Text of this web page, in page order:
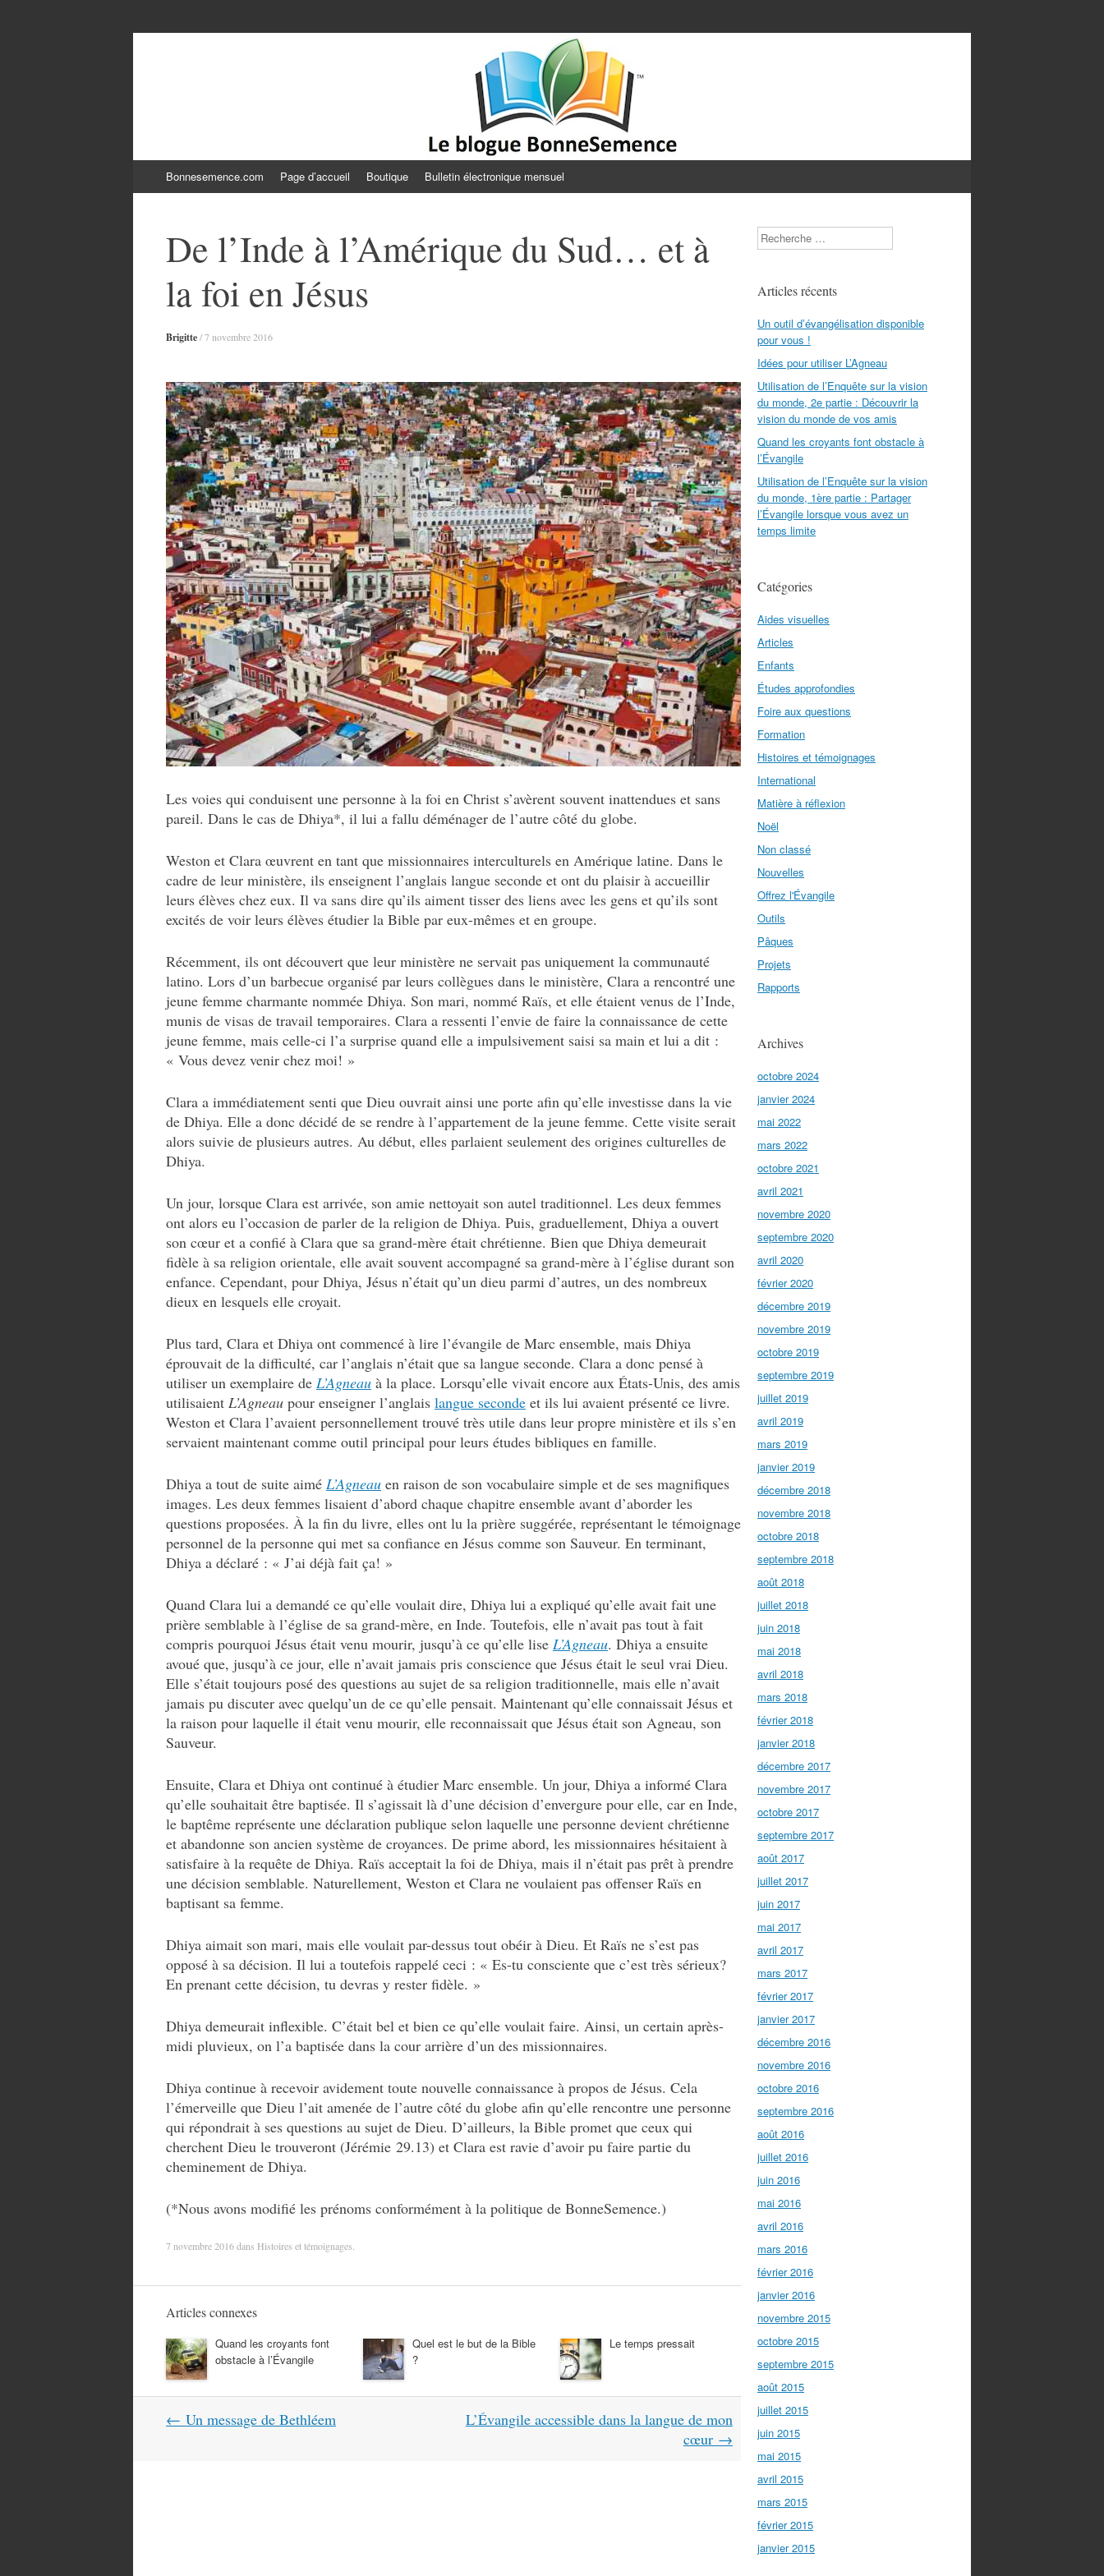
au
Bonnesemence.com Page d’accueil Boutique Bulletin électronique mensuel
De l’Inde à l’Amérique du Sud… et à
la foi en Jésus
Brigitte/7 novembre 2016
Les voies qui conduisent une personne à la foi en Christ s’avèrent souvent inattendues et sans
pareil. Dans le cas de Dhiya*, il lui a fallu déménager de l’autre côté du globe.
Weston et Clara œuvrent en tant que missionnaires interculturels en Amérique latine. Dans le
cadre de leur ministère, ils enseignent l’anglais langue seconde et ont du plaisir à accueillir
leurs élèves chez eux. Il va sans dire qu’ils aiment tisser des liens avec les gens et qu’ils sont
excités de voir leurs élèves étudier la Bible par eux-mêmes et en groupe.
Récemment, ils ont découvert que leur ministère ne servait pas uniquement la communauté
latino. Lors d’un barbecue organisé par leurs collègues dans le ministère, Clara a rencontré une
jeune femme charmante nommée Dhiya. Son mari, nommé Raïs, et elle étaient venus de l’Inde,
munis de visas de travail temporaires. Clara a ressenti l’envie de faire la connaissance de cette
jeune femme, mais celle-ci l’a surprise quand elle a impulsivement saisi sa main et lui a dit :
« Vous devez venir chez moi! »
Clara a immédiatement senti que Dieu ouvrait ainsi une porte afin qu’elle investisse dans la vie
de Dhiya. Elle a donc décidé de se rendre à l’appartement de la jeune femme. Cette visite serait
alors suivie de plusieurs autres. Au début, elles parlaient seulement des origines culturelles de
Dhiya.
Un jour, lorsque Clara est arrivée, son amie nettoyait son autel traditionnel. Les deux femmes
ont alors eu l’occasion de parler de la religion de Dhiya. Puis, graduellement, Dhiya a ouvert
son cœur et a confié à Clara que sa grand-mère était chrétienne. Bien que Dhiya demeurait
fidèle à sa religion orientale, elle avait souvent accompagné sa grand-mère à l’église durant son
enfance. Cependant, pour Dhiya, Jésus n’était qu’un dieu parmi d’autres, un des nombreux
dieux en lesquels elle croyait.
Plus tard, Clara et Dhiya ont commencé à lire l’évangile de Marc ensemble, mais Dhiya
éprouvait de la difficulté, car l’anglais n’était que sa langue seconde. Clara a donc pensé à
utiliser un exemplaire de L’Agneau à la place. Lorsqu’elle vivait encore aux États-Unis, des amis
utilisaient L’Agneau pour enseigner l’anglais langue seconde et ils lui avaient présenté ce livre.
Weston et Clara l’avaient personnellement trouvé très utile dans leur propre ministère et ils s’en
servaient maintenant comme outil principal pour leurs études bibliques en famille.
Dhiya a tout de suite aimé L’Agneau en raison de son vocabulaire simple et de ses magnifiques
images. Les deux femmes lisaient d’abord chaque chapitre ensemble avant d’aborder les
questions proposées. À la fin du livre, elles ont lu la prière suggérée, représentant le témoignage
personnel de la personne qui met sa confiance en Jésus comme son Sauveur. En terminant,
Dhiya a déclaré : « J’ai déjà fait ça! »
Quand Clara lui a demandé ce qu’elle voulait dire, Dhiya lui a expliqué qu’elle avait fait une
prière semblable à l’église de sa grand-mère, en Inde. Toutefois, elle n’avait pas tout à fait
compris pourquoi Jésus était venu mourir, jusqu’à ce qu’elle lise L’Agneau. Dhiya a ensuite
avoué que, jusqu’à ce jour, elle n’avait jamais pris conscience que Jésus était le seul vrai Dieu.
Elle s’était toujours posé des questions au sujet de sa religion traditionnelle, mais elle n’avait
jamais pu discuter avec quelqu’un de ce qu’elle pensait. Maintenant qu’elle connaissait Jésus et
la raison pour laquelle il était venu mourir, elle reconnaissait que Jésus était son Agneau, son
Sauveur.
Ensuite, Clara et Dhiya ont continué à étudier Marc ensemble. Un jour, Dhiya a informé Clara
qu’elle souhaitait être baptisée. Il s’agissait là d’une décision d’envergure pour elle, car en Inde,
le baptême représente une déclaration publique selon laquelle une personne devient chrétienne
et abandonne son ancien système de croyances. De prime abord, les missionnaires hésitaient à
satisfaire à la requête de Dhiya. Raïs acceptait la foi de Dhiya, mais il n’était pas prêt à prendre
une décision semblable. Naturellement, Weston et Clara ne voulaient pas offenser Raïs en
baptisant sa femme.
Dhiya aimait son mari, mais elle voulait par-dessus tout obéir à Dieu. Et Raïs ne s’est pas
opposé à sa décision. Il lui a toutefois rappelé ceci : « Es-tu consciente que c’est très sérieux?
En prenant cette décision, tu devras y rester fidèle. »
Dhiya demeurait inflexible. C’était bel et bien ce qu’elle voulait faire. Ainsi, un certain après-
midi pluvieux, on l’a baptisée dans la cour arrière d’un des missionnaires.
Dhiya continue à recevoir avidement toute nouvelle connaissance à propos de Jésus. Cela
l’émerveille que Dieu l’ait amenée de l’autre côté du globe afin qu’elle rencontre une personne
qui répondrait à ses questions au sujet de Dieu. D’ailleurs, la Bible promet que ceux qui
cherchent Dieu le trouveront (Jérémie 29.13) et Clara est ravie d’avoir pu faire partie du
cheminement de Dhiya.
(*Nous avons modifié les prénoms conformément à la politique de BonneSemence.)
7 novembre 2016dans Histoires et témoignages.
Articles connexes
Quand les croyants font
obstacle à l’Évangile
Quel est le but de la Bible
?
Le temps pressait
Navigation
← Un message de Bethléem
L’Évangile accessible dans la langue de mon
cœur →
Search
Articles récents
Un outil d’évangélisation disponible
pour vous !
Idées pour utiliser L’Agneau
Utilisation de l’Enquête sur la vision
du monde, 2e partie : Découvrir la
vision du monde de vos amis
Quand les croyants font obstacle à
l’Évangile
Utilisation de l’Enquête sur la vision
du monde, 1ère partie : Partager
l’Évangile lorsque vous avez un
temps limite
Catégories
Aides visuelles
Articles
Enfants
Études approfondies
Foire aux questions
Formation
Histoires et témoignages
International
Matière à réflexion
Noël
Non classé
Nouvelles
Offrez l'Évangile
Outils
Pâques
Projets
Rapports
Archives
octobre 2024
janvier 2024
mai 2022
mars 2022
octobre 2021
avril 2021
novembre 2020
septembre 2020
avril 2020
février 2020
décembre 2019
novembre 2019
octobre 2019
septembre 2019
juillet 2019
avril 2019
mars 2019
janvier 2019
décembre 2018
novembre 2018
octobre 2018
septembre 2018
août 2018
juillet 2018
juin 2018
mai 2018
avril 2018
mars 2018
février 2018
janvier 2018
décembre 2017
novembre 2017
octobre 2017
septembre 2017
août 2017
juillet 2017
juin 2017
mai 2017
avril 2017
mars 2017
février 2017
janvier 2017
décembre 2016
novembre 2016
octobre 2016
septembre 2016
août 2016
juillet 2016
juin 2016
mai 2016
avril 2016
mars 2016
février 2016
janvier 2016
novembre 2015
octobre 2015
septembre 2015
août 2015
juillet 2015
juin 2015
mai 2015
avril 2015
mars 2015
février 2015
janvier 2015